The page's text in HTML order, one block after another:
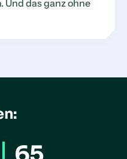
das ganz ohne